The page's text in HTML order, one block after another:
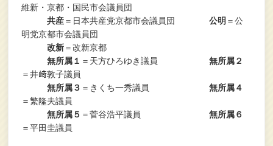
維新・京都・国民市会議員団
共産＝日本共産党京都市会議員団公明 ＝公
明党京都市会議員団
改新＝改新京都
無所属１ ＝天方ひろゆき議員無所属２
＝井﨑敦子議員
無所属３ ＝きくち一秀議員無所属４
＝繁隆夫議員
無所属５ ＝菅谷浩平議員無所属６
＝平田圭議員